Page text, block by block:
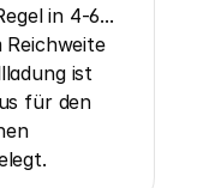
in 4-6...
ist
für den